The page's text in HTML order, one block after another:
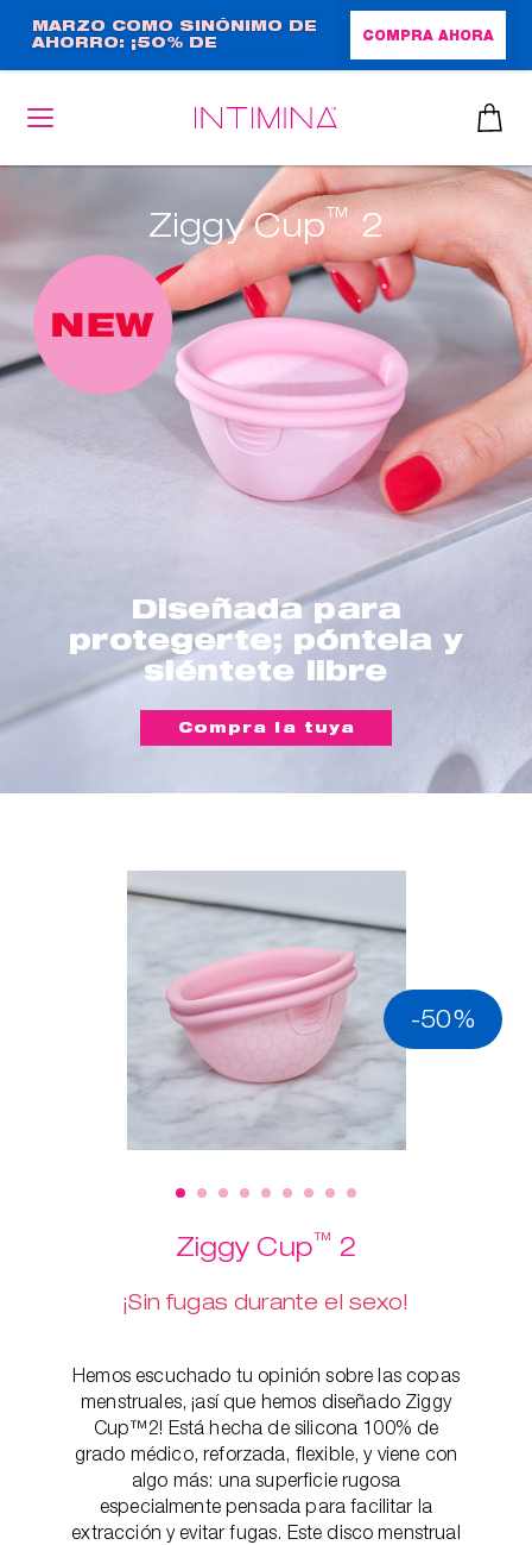
contenido
principal
MARZO COMO SINÓNIMO DE
AHORRO: ¡50% DE
TAMAÑO NORMAL!
COMPRA AHORA
Diseñada para
protegerte; póntela y
siéntete libre
Ziggy Cup™ 2
Compra la tuya
-50%
Ziggy Cup™ 2
¡Sin fugas durante el sexo!
Hemos escuchado tu opinión sobre las copas
menstruales, ¡así que hemos diseñado Ziggy
Cup™2! Está hecha de silicona 100% de
grado médico, reforzada, flexible, y viene con
algo más: una superficie rugosa
especialmente pensada para facilitar la
extracción y evitar fugas. Este disco menstrual